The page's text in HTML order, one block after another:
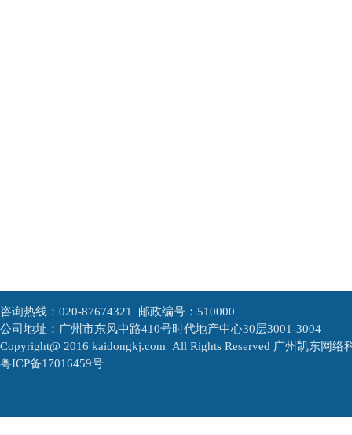
咨询热线：020-87674321 邮政编号：510000
公司地址：广州市东风中路410号时代地产中心30层3001-3004
Copyright@ 2016 kaidongkj.com All Rights Reserved 广州凯东网络
粤ICP备17016459号